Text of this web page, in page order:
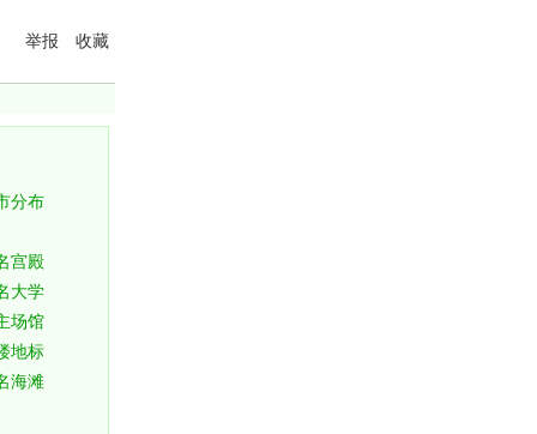
举报 收藏